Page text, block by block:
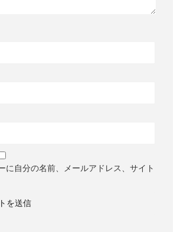
に自分の名前、メールアドレス、サイト